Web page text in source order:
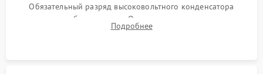
Обязательный разряд высоковольтного конденсатора
вспышки для безопасности. Очистка внутренних узлов от
пыли, песка и следов влаги с помощью спецсредств.
Подробнее